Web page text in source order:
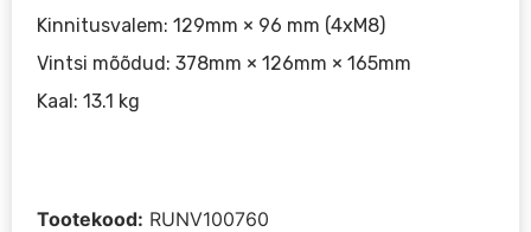
Kinnitusvalem: 129mm × 96 mm (4xM8)
Vintsi mõõdud: 378mm × 126mm × 165mm
Kaal: 13.1 kg
Tootekood: RUNV100760